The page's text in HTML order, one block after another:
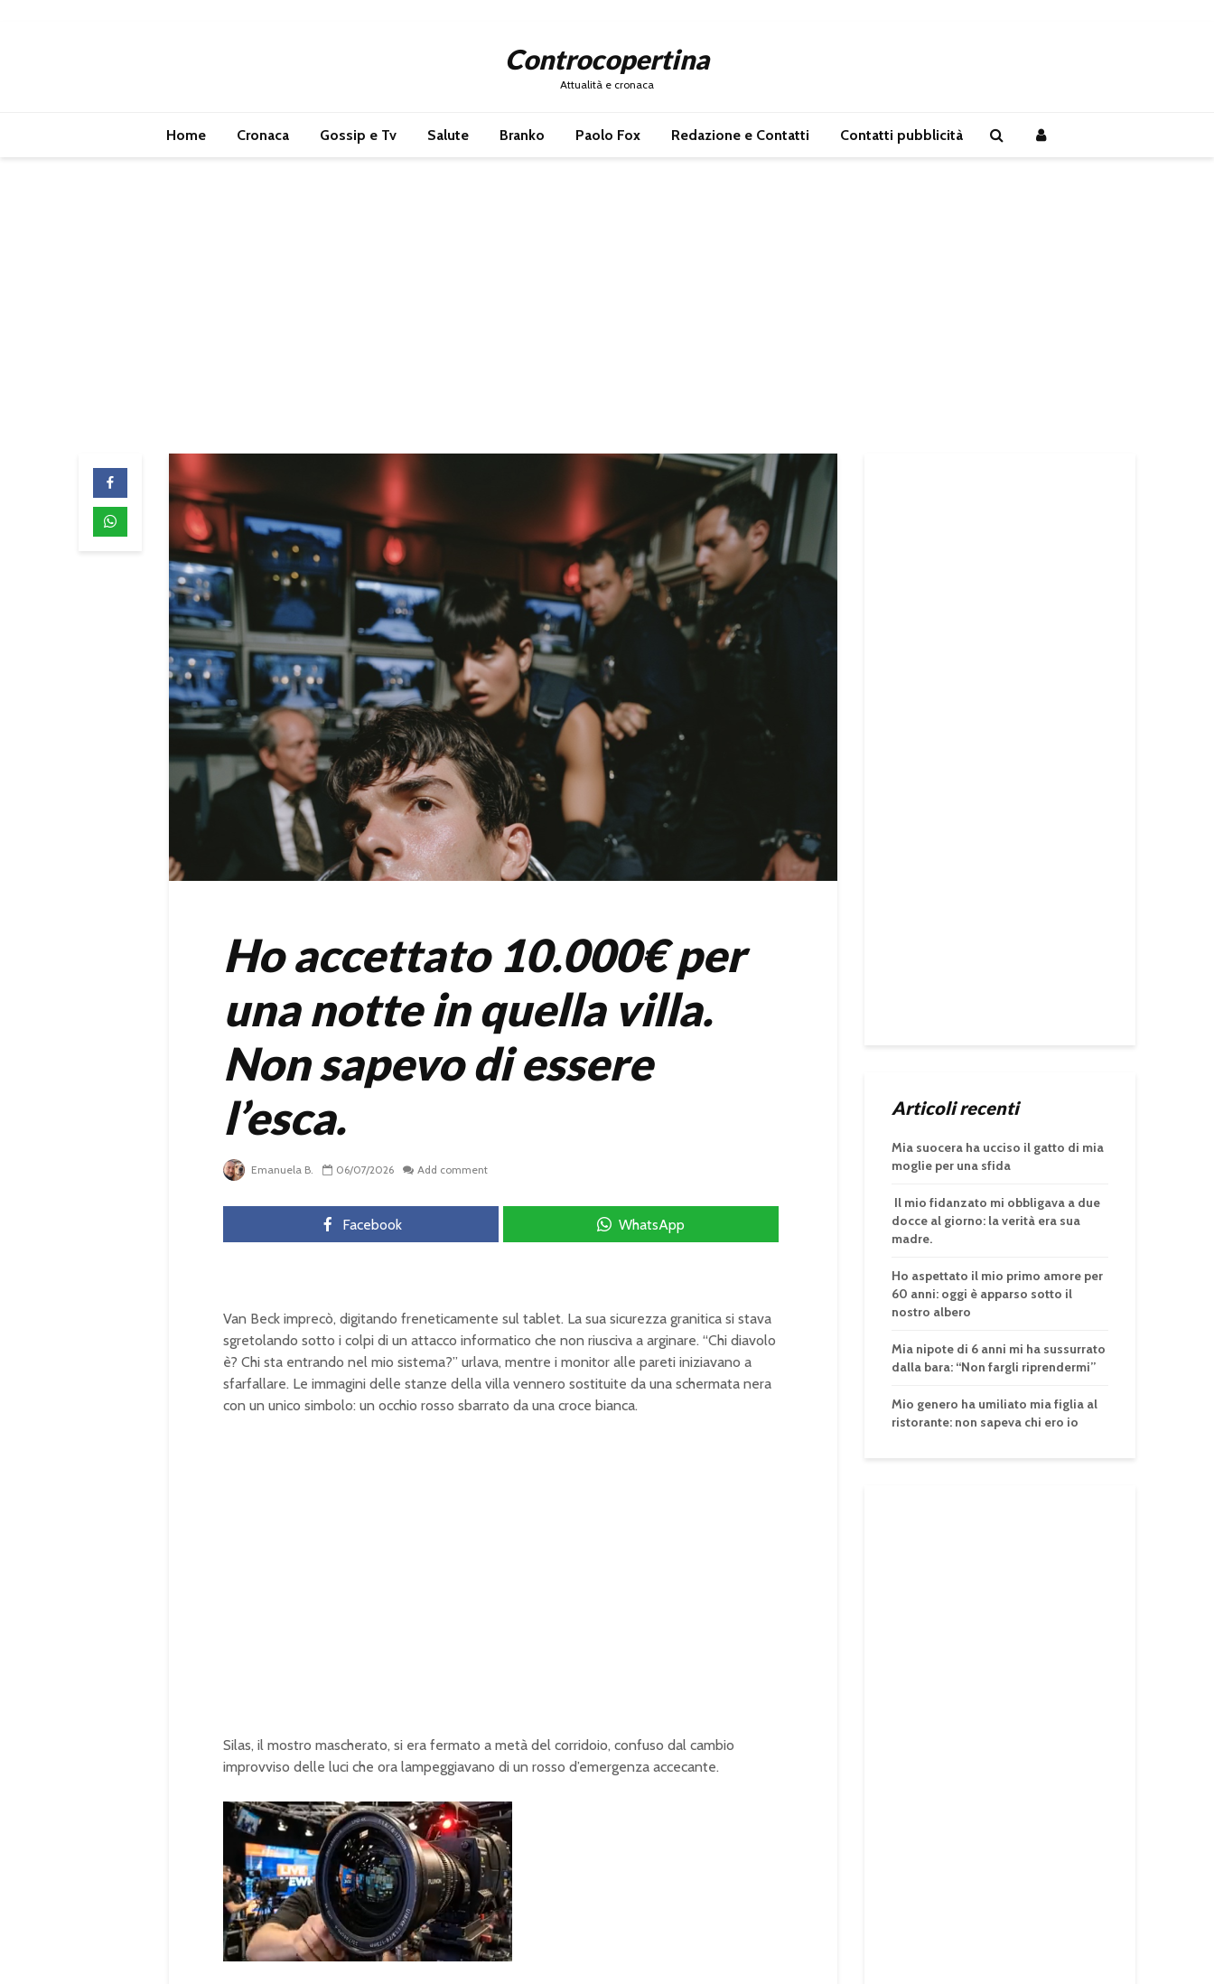
Controcopertina
Attualità e cronaca
Home Cronaca Gossip e Tv Salute Branko Paolo Fox Redazione e Contatti Contatti pubblicità
Ho accettato 10.000€ per
una notte in quella villa.
Non sapevo di essere
l’esca.
Emanuela B. 06/07/2026 Add comment
Facebook WhatsApp
Van Beck imprecò, digitando freneticamente sul tablet. La sua sicurezza granitica si stava
sgretolando sotto i colpi di un attacco informatico che non riusciva a arginare. “Chi diavolo
è? Chi sta entrando nel mio sistema?” urlava, mentre i monitor alle pareti iniziavano a
sfarfallare. Le immagini delle stanze della villa vennero sostituite da una schermata nera
con un unico simbolo: un occhio rosso sbarrato da una croce bianca.
Silas, il mostro mascherato, si era fermato a metà del corridoio, confuso dal cambio
improvviso delle luci che ora lampeggiavano di un rosso d’emergenza accecante.
U
n
m
L
o
Articoli recenti
Mia suocera ha ucciso il gatto di mia
moglie per una sfida
Il mio fidanzato mi obbligava a due
docce al giorno: la verità era sua
madre.
Ho aspettato il mio primo amore per
60 anni: oggi è apparso sotto il
nostro albero
Mia nipote di 6 anni mi ha sussurrato
dalla bara: “Non fargli riprendermi”
Mio genero ha umiliato mia figlia al
ristorante: non sapeva chi ero io